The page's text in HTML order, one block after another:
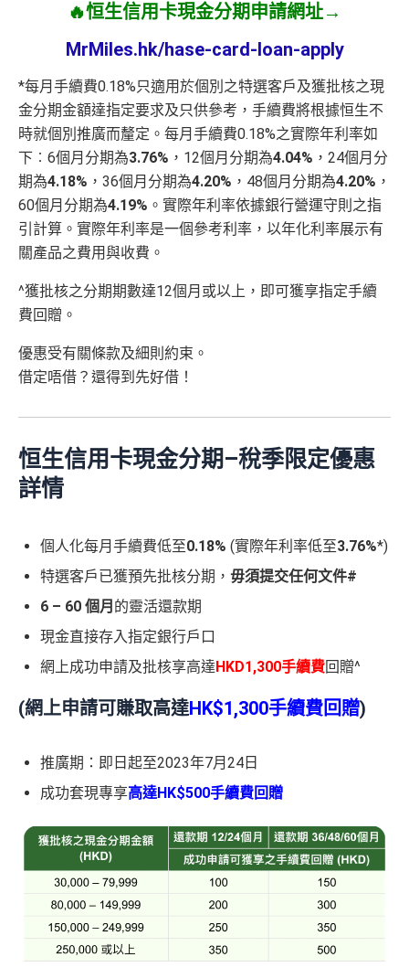
🔥恒生信用卡現金分期申請網址→
MrMiles.hk/hase-card-loan-apply
*每月手續費0.18%只適用於個別之特選客戶及獲批核之現
金分期金額達指定要求及只供參考，手續費將根據恒生不
時就個別推廣而釐定。每月手續費0.18%之實際年利率如
下︰6個月分期為3.76% ，12個月分期為4.04% ，24個月分
期為4.18% ，36個月分期為4.20% ，48個月分期為4.20% ，
60個月分期為4.19% 。實際年利率依據銀行營運守則之指
引計算。實際年利率是一個參考利率，以年化利率展示有
關產品之費用與收費。
^獲批核之分期期數達12個月或以上，即可獲享指定手續
費回贈。
優惠受有關條款及細則約束。
借定唔借？還得到先好借！
恒生信用卡現金分期–稅季限定優惠
詳情
個人化每月手續費低至0.18% (實際年利率低至3.76%*)
特選客戶已獲預先批核分期， 毋須提交任何文件#
6 – 60 個月 的靈活還款期
現金直接存入指定銀行戶口
網上成功申請及批核享高達 HKD1,300手續費回贈^
(網上申請可賺取高達HK$1,300手續費回贈)
推廣期：即日起至2023年7月24日
成功套現專享高達HK$500手續費回贈